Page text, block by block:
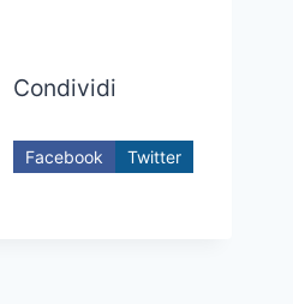
Condividi
Facebook Twitter